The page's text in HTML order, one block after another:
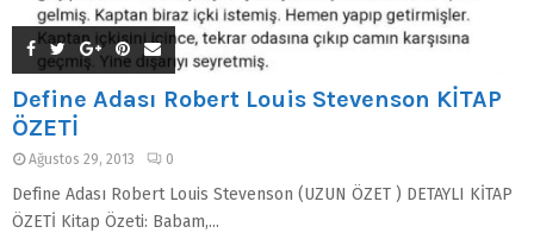
Define Adası Robert Louis Stevenson KİTAP
ÖZETİ
Ağustos 29, 2013 0
Define Adası Robert Louis Stevenson (UZUN ÖZET ) DETAYLI KİTAP
ÖZETİ Kitap Özeti: Babam,...